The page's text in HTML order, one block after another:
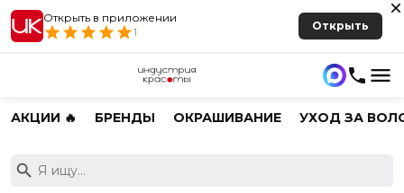
Открыть в приложении
1
Открыть
АКЦИИ 🔥 БРЕНДЫ ОКРАШИВАНИЕ УХОД ЗА